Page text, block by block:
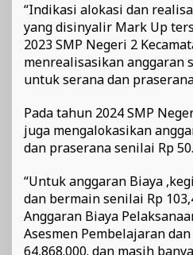
“Indikasi alokasi dan
yang disinyalir Mark Up
2023 SMP Negeri 2
menrealisasikan anggaran
untuk serana dan
Pada tahun 2024 SMP
juga mengalokasikan
dan praserana senilai Rp
“Untuk anggaran Biaya
dan bermain senilai Rp
Anggaran Biaya
Asesmen Pembelajaran
64,868.000. dan masih